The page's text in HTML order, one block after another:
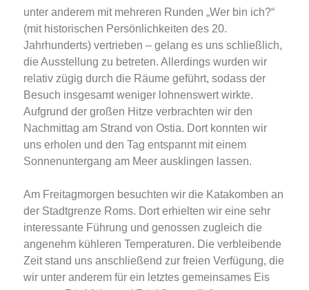
unter anderem mit mehreren Runden „Wer bin ich?“
(mit historischen Persönlichkeiten des 20.
Jahrhunderts) vertrieben – gelang es uns schließlich,
die Ausstellung zu betreten. Allerdings wurden wir
relativ zügig durch die Räume geführt, sodass der
Besuch insgesamt weniger lohnenswert wirkte.
Aufgrund der großen Hitze verbrachten wir den
Nachmittag am Strand von Ostia. Dort konnten wir
uns erholen und den Tag entspannt mit einem
Sonnenuntergang am Meer ausklingen lassen.
Am Freitagmorgen besuchten wir die Katakomben an
der Stadtgrenze Roms. Dort erhielten wir eine sehr
interessante Führung und genossen zugleich die
angenehm kühleren Temperaturen. Die verbleibende
Zeit stand uns anschließend zur freien Verfügung, die
wir unter anderem für ein letztes gemeinsames Eis